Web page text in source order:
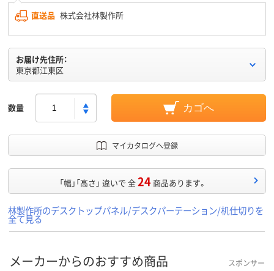
直送品 株式会社林製作所
お届け先住所：
東京都江東区
数量 カゴへ
マイカタログへ登録
「幅」「高さ」 違いで 全24 商品あります。
林製作所のデスクトップパネル/デスクパーテーション/机仕切りを
全て見る
メーカーからのおすすめ商品 スポンサー